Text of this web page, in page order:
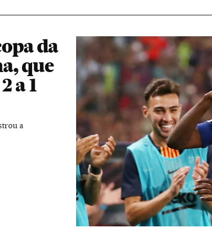
da
que
a 1
a